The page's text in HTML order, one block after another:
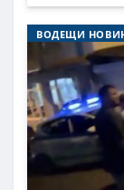
ВОДЕЩИ